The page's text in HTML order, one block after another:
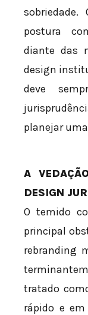
postura
diante das
design
deve
planejar
A
DESIGN
O temido
principal
rebranding
tratado
rápido e